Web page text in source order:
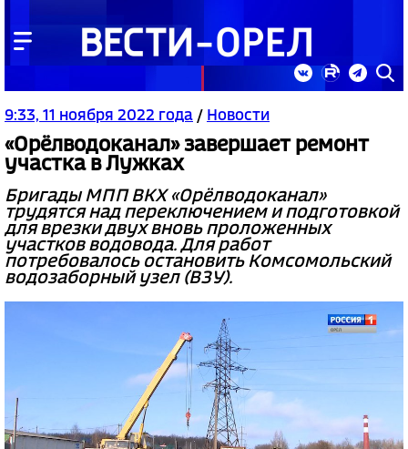
9:33, 11 ноября 2022 года / Новости
«Орёлводоканал» завершает ремонт
участка в Лужках
Бригады МПП ВКХ «Орёлводоканал»
трудятся над переключением и подготовкой
для врезки двух вновь проложенных
участков водовода. Для работ
потребовалось остановить Комсомольский
водозаборный узел (ВЗУ).